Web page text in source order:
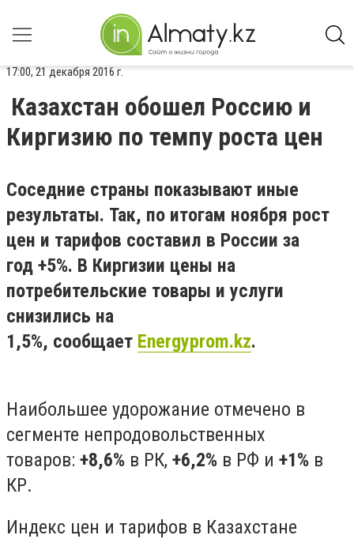
17:00, 21 декабря 2016 г.
Казахстан обошел Россию и
Киргизию по темпу роста цен
Соседние страны показывают иные
результаты. Так, по итогам ноября рост
цен и тарифов составил в России за
год +5%. В Киргизии цены на
потребительские товары и услуги
снизились на
1,5%, сообщает Energyprom.kz.
Наибольшее удорожание отмечено в
сегменте непродовольственных
товаров: +8,6% в РК, +6,2% в РФ и +1% в
КР.
Индекс цен и тарифов в Казахстане